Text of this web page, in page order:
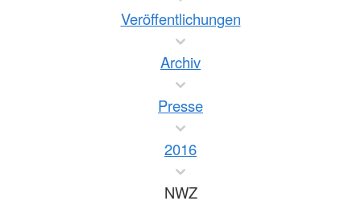
Veröffentlichungen
Archiv
Presse
2016
NWZ